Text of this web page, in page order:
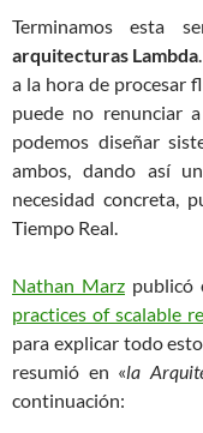
Terminamos esta
arquitecturas Lambda
a la hora de procesar
puede no renunciar
podemos diseñar
ambos, dando así
necesidad concreta,
Tiempo Real.
Nathan Marz publicó
practices of scalable
para explicar todo
resumió en «la
continuación: